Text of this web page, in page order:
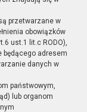
przetwarzane w
obowiązków
ust.1 lit.c RODO),
będącego adresem
danych w
państwowym,
lub organom